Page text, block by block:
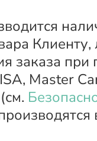
Клиенту,
заказа
Master